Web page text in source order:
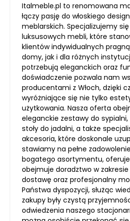
Italmeble.pl to renomowana
łączy pasję do włoskiego
meblarskich. Specjalizujemy
luksusowych mebli, które
klientów indywidualnych
domy, jak i dla różnych
potrzebują eleganckich oraz
doświadczenie pozwala nam
producentami z Włoch, dzięki
wyróżniające się nie tylko
użytkowania. Nasza oferta
eleganckie zestawy do
stoły do jadalni, a także
akcesoria, które doskonale
stawiamy na pełne
bogatego asortymentu,
obejmuje doradztwo w
dostawę oraz profesjonalny
Państwa dyspozycji, służąc
zakupy były czystą
odwiedzenia naszego